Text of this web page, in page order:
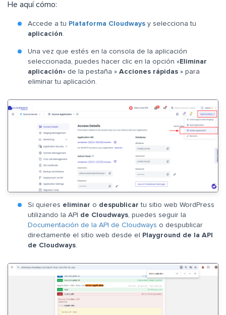
He aquí cómo:
Accede a tu Plataforma Cloudways y selecciona tu
aplicación.
Una vez que estés en la consola de la aplicación
seleccionada, puedes hacer clic en la opción «Eliminar
aplicación» de la pestaña » Acciones rápidas » para
eliminar tu aplicación.
Si quieres eliminar o despublicartu sitio web WordPress
utilizando la API de Cloudways, puedes seguir la
Documentación de la API de Cloudways o despublicar
directamente el sitio web desde el
Playground de la API
de Cloudways.